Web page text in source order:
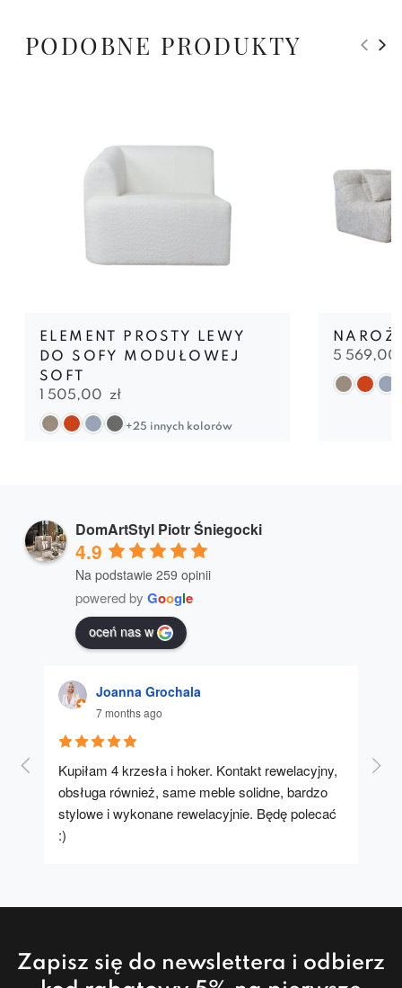
PODOBNE PRODUKTY
ELEMENT PROSTY LEWY
DO SOFY MODUŁOWEJ
SOFT
1 505,00 zł
+25 innych kolorów
5 569,00
DomArtStyl Piotr Śniegocki
4.9
Na podstawie 259 opinii
powered by Google
oceń nas w
Joanna Grochala
7 months ago
Kupiłam 4 krzesła i hoker. Kontakt rewelacyjny,
obsługa również, same meble solidne, bardzo
stylowe i wykonane rewelacyjnie. Będę polecać
:)
A
Zapisz się do newslettera i odbierz